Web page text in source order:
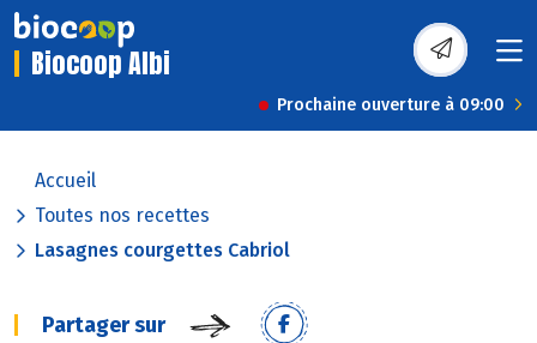
Biocoop Albi
Prochaine ouverture à 09:00
Accueil
Toutes nos recettes
Lasagnes courgettes Cabriol
Partager sur